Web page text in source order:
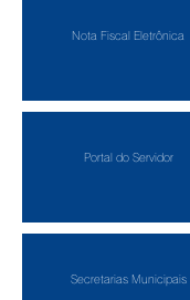
Nota Fiscal Eletrônica
Portal do Servidor
Secretarias Municipais